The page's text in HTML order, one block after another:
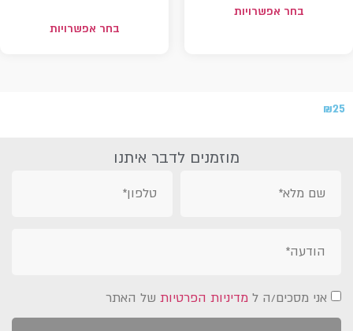
בחר אפשרויות
בחר אפשרויות
₪25
מוזמנים לדבר איתנו
אני מסכים/ה ל מדיניות הפרטיות של האתר